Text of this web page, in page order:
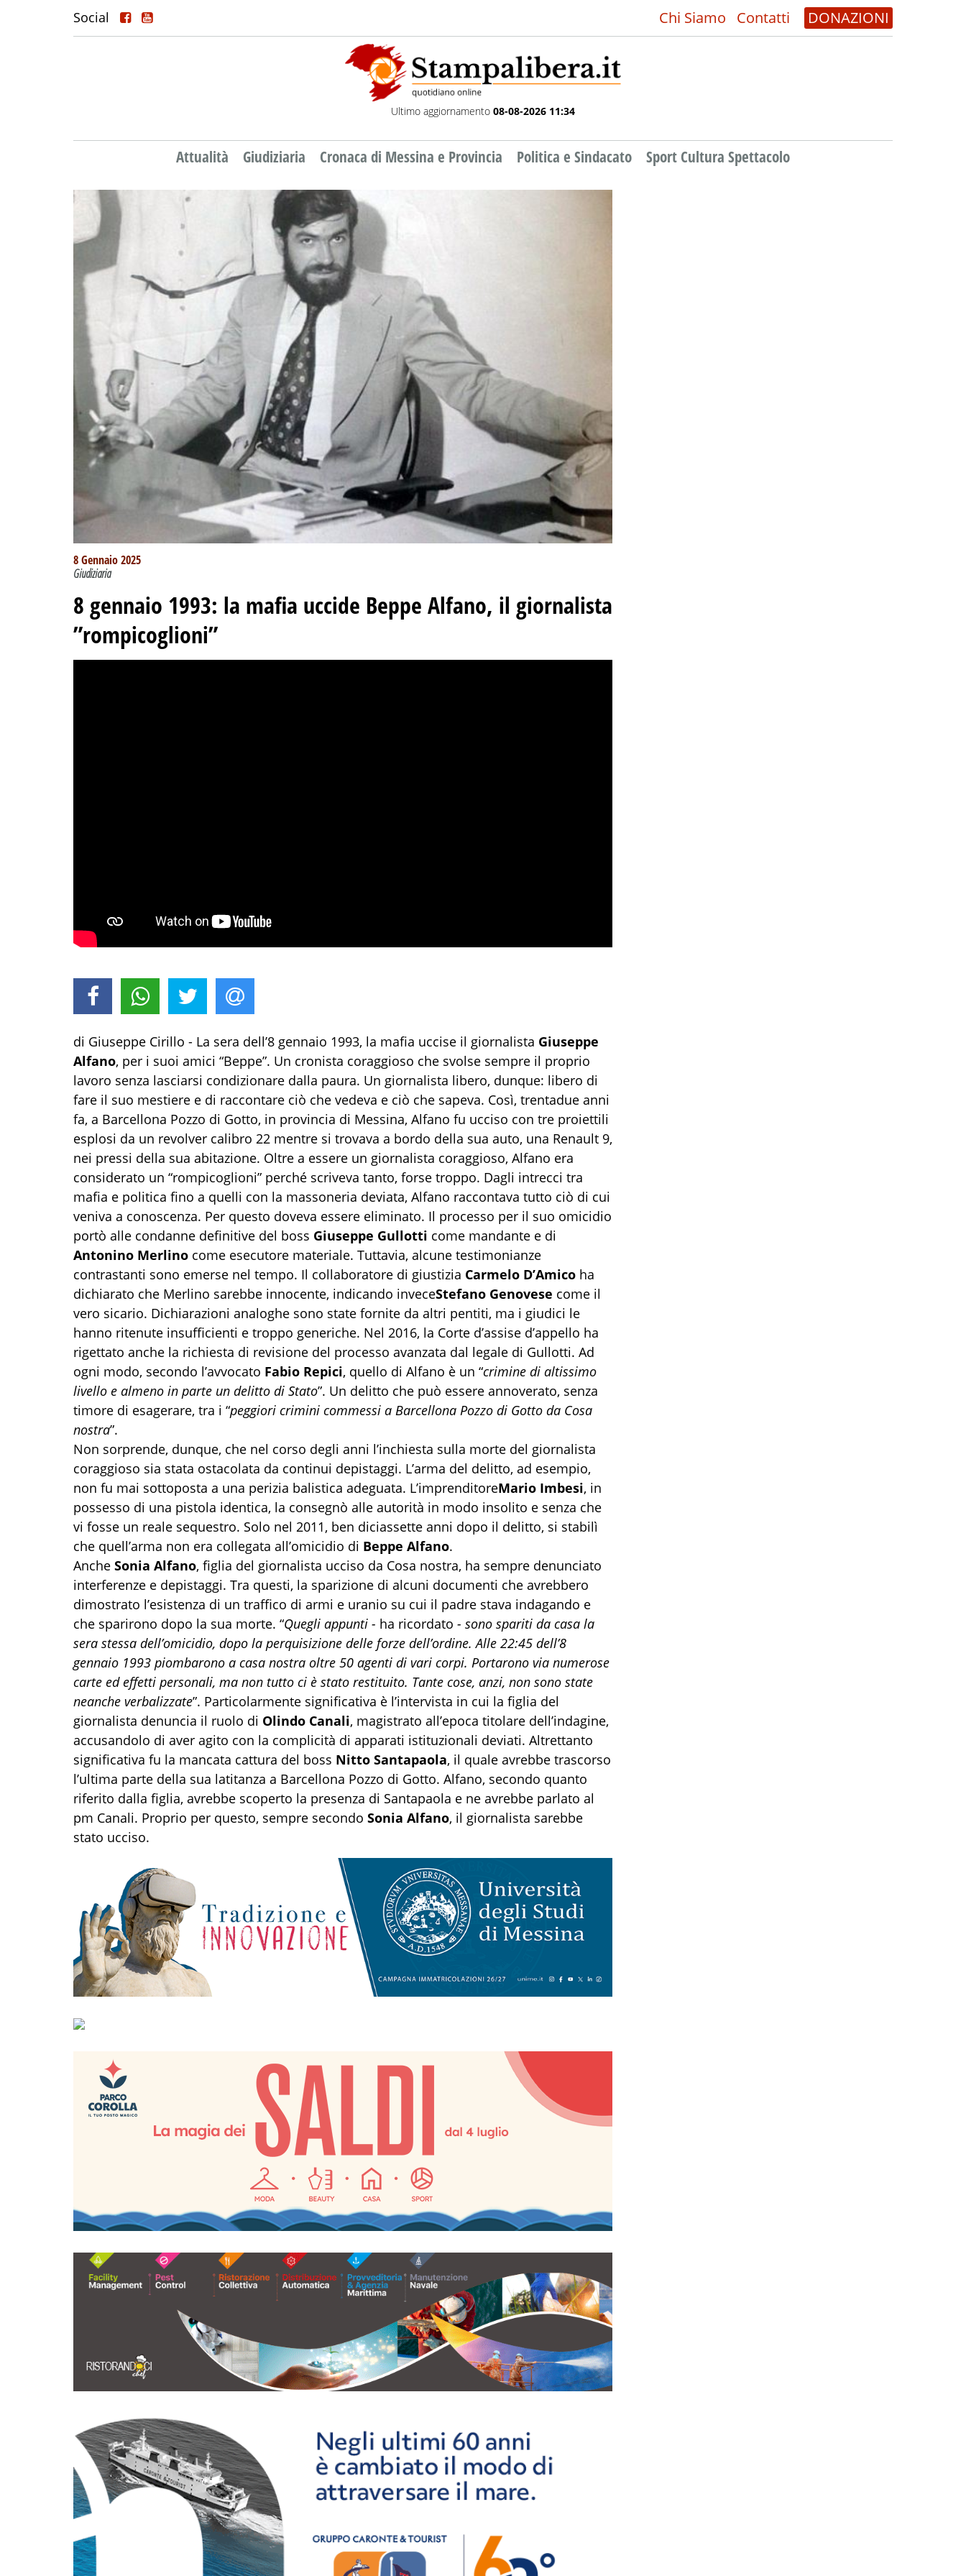
Social Chi Siamo Contatti DONAZIONI
Ultimo aggiornamento 08-08-2026 11:34
Attualità Giudiziaria Cronaca di Messina e Provincia Politica e Sindacato Sport Cultura Spettacolo
8 Gennaio 2025
Giudiziaria
8 gennaio 1993: la mafia uccide Beppe Alfano, il giornalista
”rompicoglioni”
di Giuseppe Cirillo - La sera dell’8 gennaio 1993, la mafia uccise il giornalista Giuseppe
Alfano, per i suoi amici “Beppe”. Un cronista coraggioso che svolse sempre il proprio
lavoro senza lasciarsi condizionare dalla paura. Un giornalista libero, dunque: libero di
fare il suo mestiere e di raccontare ciò che vedeva e ciò che sapeva. Così, trentadue anni
fa, a Barcellona Pozzo di Gotto, in provincia di Messina, Alfano fu ucciso con tre proiettili
esplosi da un revolver calibro 22 mentre si trovava a bordo della sua auto, una Renault 9,
nei pressi della sua abitazione. Oltre a essere un giornalista coraggioso, Alfano era
considerato un “rompicoglioni” perché scriveva tanto, forse troppo. Dagli intrecci tra
mafia e politica fino a quelli con la massoneria deviata, Alfano raccontava tutto ciò di cui
veniva a conoscenza. Per questo doveva essere eliminato. Il processo per il suo omicidio
portò alle condanne definitive del boss Giuseppe Gullotti come mandante e di
Antonino Merlino come esecutore materiale. Tuttavia, alcune testimonianze
contrastanti sono emerse nel tempo. Il collaboratore di giustizia Carmelo D’Amico ha
dichiarato che Merlino sarebbe innocente, indicando inveceStefano Genovese come il
vero sicario. Dichiarazioni analoghe sono state fornite da altri pentiti, ma i giudici le
hanno ritenute insufficienti e troppo generiche. Nel 2016, la Corte d’assise d’appello ha
rigettato anche la richiesta di revisione del processo avanzata dal legale di Gullotti. Ad
ogni modo, secondo l’avvocato Fabio Repici, quello di Alfano è un “crimine di altissimo
livello e almeno in parte un delitto di Stato”. Un delitto che può essere annoverato, senza
timore di esagerare, tra i “peggiori crimini commessi a Barcellona Pozzo di Gotto da Cosa
nostra”.
Non sorprende, dunque, che nel corso degli anni l’inchiesta sulla morte del giornalista
coraggioso sia stata ostacolata da continui depistaggi. L’arma del delitto, ad esempio,
non fu mai sottoposta a una perizia balistica adeguata. L’imprenditoreMario Imbesi, in
possesso di una pistola identica, la consegnò alle autorità in modo insolito e senza che
vi fosse un reale sequestro. Solo nel 2011, ben diciassette anni dopo il delitto, si stabilì
che quell’arma non era collegata all’omicidio di Beppe Alfano.
Anche Sonia Alfano, figlia del giornalista ucciso da Cosa nostra, ha sempre denunciato
interferenze e depistaggi. Tra questi, la sparizione di alcuni documenti che avrebbero
dimostrato l’esistenza di un traffico di armi e uranio su cui il padre stava indagando e
che sparirono dopo la sua morte. “Quegli appunti - ha ricordato - sono spariti da casa la
sera stessa dell’omicidio, dopo la perquisizione delle forze dell’ordine. Alle 22:45 dell’8
gennaio 1993 piombarono a casa nostra oltre 50 agenti di vari corpi. Portarono via numerose
carte ed effetti personali, ma non tutto ci è stato restituito. Tante cose, anzi, non sono state
neanche verbalizzate”. Particolarmente significativa è l’intervista in cui la figlia del
giornalista denuncia il ruolo di Olindo Canali, magistrato all’epoca titolare dell’indagine,
accusandolo di aver agito con la complicità di apparati istituzionali deviati. Altrettanto
significativa fu la mancata cattura del boss Nitto Santapaola, il quale avrebbe trascorso
l’ultima parte della sua latitanza a Barcellona Pozzo di Gotto. Alfano, secondo quanto
riferito dalla figlia, avrebbe scoperto la presenza di Santapaola e ne avrebbe parlato al
pm Canali. Proprio per questo, sempre secondo Sonia Alfano, il giornalista sarebbe
stato ucciso.